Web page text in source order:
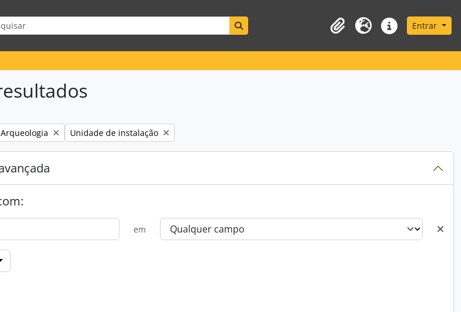
Search in browse page
Área de transferência
Idioma Ligações rápidas
Entrar
Remove filter:
Unidade de instalação
em